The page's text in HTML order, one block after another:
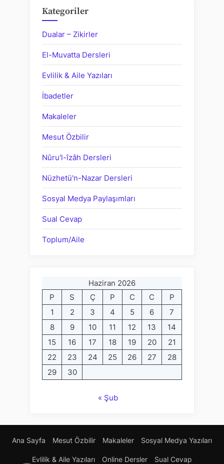
Kategoriler
Dualar – Zikirler
El-Muvatta Dersleri
Evlilik & Aile Yazıları
İbadetler
Makaleler
Mesut Özbilir
Nûru'l-îzâh Dersleri
Nüzhetü'n-Nazar Dersleri
Sosyal Medya Paylaşımları
Sual Cevap
Toplum/Aile
Haziran 2026
P
S Ç P C C
P
1
2 3 4 5 6
7
8
9 10 11 12 13
14
15
16 17 18 19 20
21
22
23 24 25 26 27
28
29
30
« Şub
Ana Sayfa Mesut Özbilir Makaleler Sosyal Medya Yazıları
Evlilik & Aile Yazıları Online Dersler Sual Cevap